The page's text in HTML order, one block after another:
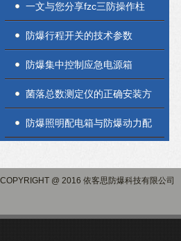
一文与您分享fzc三防操作柱
的定期维护保养方法
防爆行程开关的技术参数
防爆集中控制应急电源箱
菌落总数测定仪的正确安装方
法全解析，新手也能轻松上手
防爆照明配电箱与防爆动力配
COPYRIGHT @ 2016 依客思防爆科技有限公司